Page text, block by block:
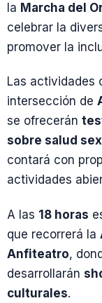
la Marcha del
celebrar la
promover la
Las actividades
intersección de
se ofrecerán
sobre salud
contará con
actividades
A las 18 horas
que recorrerá la
Anfiteatro,
desarrollarán
culturales.